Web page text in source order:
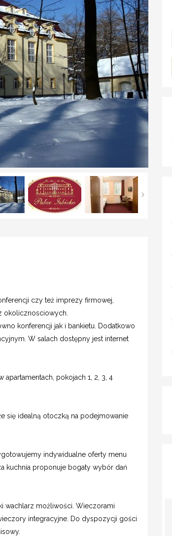
czy też imprezy firmowej,
okolicznosciowych.
konferencji jak i bankietu. Dodatkowo
W salach dostępny jest internet
pokojach 1, 2, 3, 4
się idealną otoczką na podejmowanie
indywidualne oferty menu
kuchnia proponuje bogaty wybór dań
wachlarz możliwości. Wieczorami
integracyjne. Do dyspozycji gości